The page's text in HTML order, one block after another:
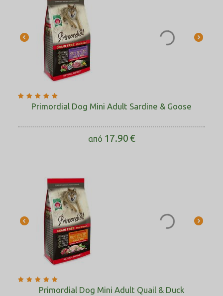
Primordial Dog Mini Adult Sardine & Goose
από 17.90€
Primordial Dog Mini Adult Quail & Duck